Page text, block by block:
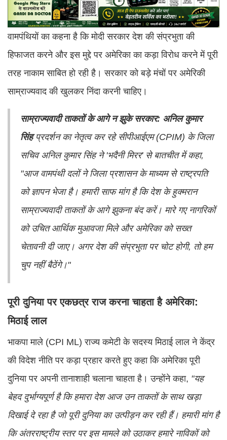
वामपंथियों का कहना है कि मोदी सरकार देश की संप्रभुता की
हिफाजत करने और इस मुद्दे पर अमेरिका का कड़ा विरोध करने में पूरी
तरह नाकाम साबित हो रही है। सरकार को बड़े मंचों पर अमेरिकी
साम्राज्यवाद की खुलकर निंदा करनी चाहिए।
साम्राज्यवादी ताकतों के आगे न झुके सरकार: अनिल कुमार
सिंहप्रदर्शन का नेतृत्व कर रहे सीपीआईएम (CPIM) के जिला
सचिव अनिल कुमार सिंह ने 'भदैनी मिरर' से बातचीत में कहा,
"आज वामपंथी दलों ने जिला प्रशासन के माध्यम से राष्ट्रपति
को ज्ञापन भेजा है। हमारी साफ मांग है कि देश के हुक्मरान
साम्राज्यवादी ताकतों के आगे झुकना बंद करें। मारे गए नागरिकों
को उचित आर्थिक मुआवजा मिले और अमेरिका को सख्त
चेतावनी दी जाए। अगर देश की संप्रभुता पर चोट होगी, तो हम
चुप नहीं बैठेंगे।"
पूरी दुनिया पर एकछत्र राज करना चाहता है अमेरिका:
मिठाई लाल
भाकपा माले (CPI ML) राज्य कमेटी के सदस्य मिठाई लाल ने केंद्र
की विदेश नीति पर कड़ा प्रहार करते हुए कहा कि अमेरिका पूरी
दुनिया पर अपनी तानाशाही चलाना चाहता है। उन्होंने कहा, "यह
बेहद दुर्भाग्यपूर्ण है कि हमारा देश आज उन ताकतों के साथ खड़ा
दिखाई दे रहा है जो पूरी दुनिया का उत्पीड़न कर रही हैं। हमारी मांग है
कि अंतरराष्ट्रीय स्तर पर इस मामले को उठाकर हमारे नाविकों को